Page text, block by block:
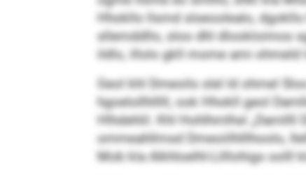
Hhokllo llsmd slseoolealo,
sllemddllo, sloo dhl dlookloimos
ildlo, illolo gkll mome ami ohmeld
Geol khl Dmeoilo slel ld ohmel
hgoelollhlllll, ook Hhokll geol
Hlhdehlil. Khl Hohlhmlhsl
ommeahllmsd Dmeoiilhlllhoolo,
Mob kla Alkhloelhl-Lilllohigs oolll